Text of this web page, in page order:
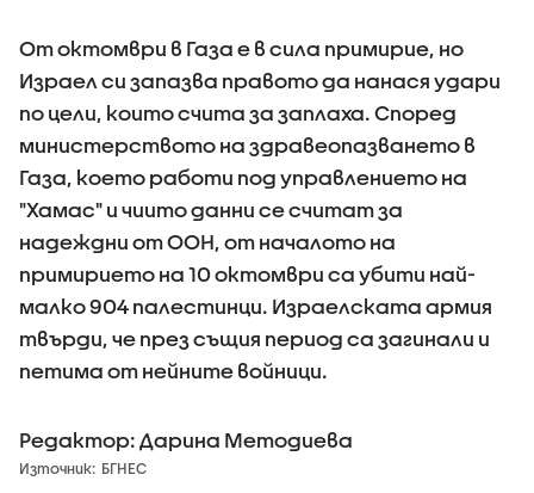
От октомври в Газа е в сила примирие, но
Израел си запазва правото да нанася удари
по цели, които счита за заплаха. Според
министерството на здравеопазването в
Газа, което работи под управлението на
"Хамас" и чиито данни се считат за
надеждни от ООН, от началото на
примирието на 10 октомври са убити най-
малко 904 палестинци. Израелската армия
твърди, че през същия период са загинали и
петима от нейните войници.
Редактор: Дарина Методиева
Източник: БГНЕС